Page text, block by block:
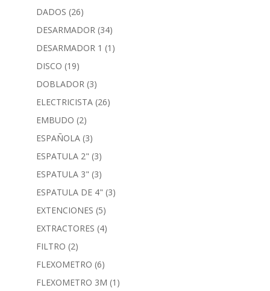
DADOS (26)
DESARMADOR (34)
DESARMADOR 1 (1)
DISCO (19)
DOBLADOR (3)
ELECTRICISTA (26)
EMBUDO (2)
ESPAÑOLA (3)
ESPATULA 2" (3)
ESPATULA 3" (3)
ESPATULA DE 4" (3)
EXTENCIONES (5)
EXTRACTORES (4)
FILTRO (2)
FLEXOMETRO (6)
FLEXOMETRO 3M (1)